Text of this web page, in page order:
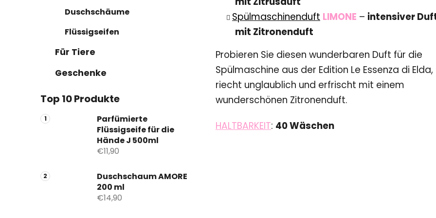
Duschschäume
Flüssigseifen
Für Tiere
Geschenke
Top 10 Produkte
Parfümierte
Flüssigseife für die
Hände J 500ml
€11,90
Duschschaum AMORE
200 ml
€14,90
Spülmaschinenduft LIMONE – intensiver
mit Zitronenduft
Probieren Sie diesen wunderbaren Duft für die
Spülmaschine aus der Edition Le Essenza di Elda,
riecht unglaublich und erfrischt mit einem
wunderschönen Zitronenduft.
HALTBARKEIT: 40 Wäschen